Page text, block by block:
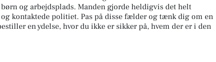
og arbejdsplads. Manden gjorde heldigvis det helt
kontaktede politiet. Pas på disse fælder og tænk dig om en
en ydelse, hvor du ikke er sikker på, hvem der er i den